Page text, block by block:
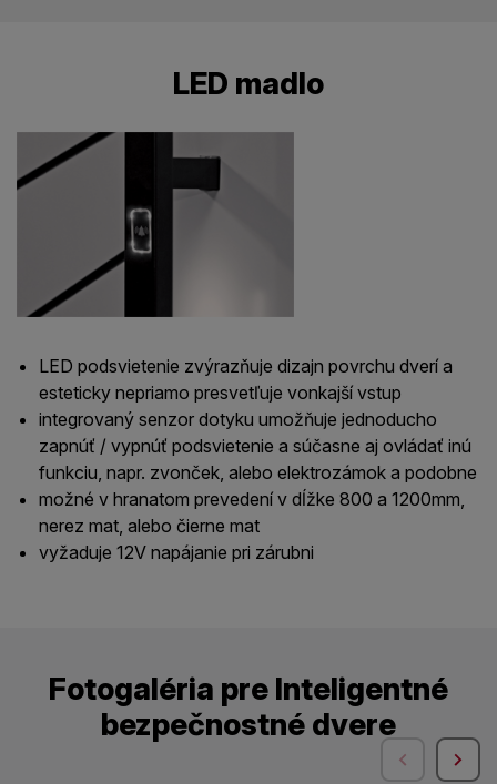
LED madlo
LED podsvietenie zvýrazňuje dizajn povrchu dverí a
esteticky nepriamo presvetľuje vonkajší vstup
integrovaný senzor dotyku umožňuje jednoducho
zapnúť / vypnúť podsvietenie a súčasne aj ovládať inú
funkciu, napr. zvonček, alebo elektrozámok a podobne
možné v hranatom prevedení v dĺžke 800 a 1200mm,
nerez mat, alebo čierne mat
vyžaduje 12V napájanie pri zárubni
Fotogaléria pre Inteligentné
bezpečnostné dvere